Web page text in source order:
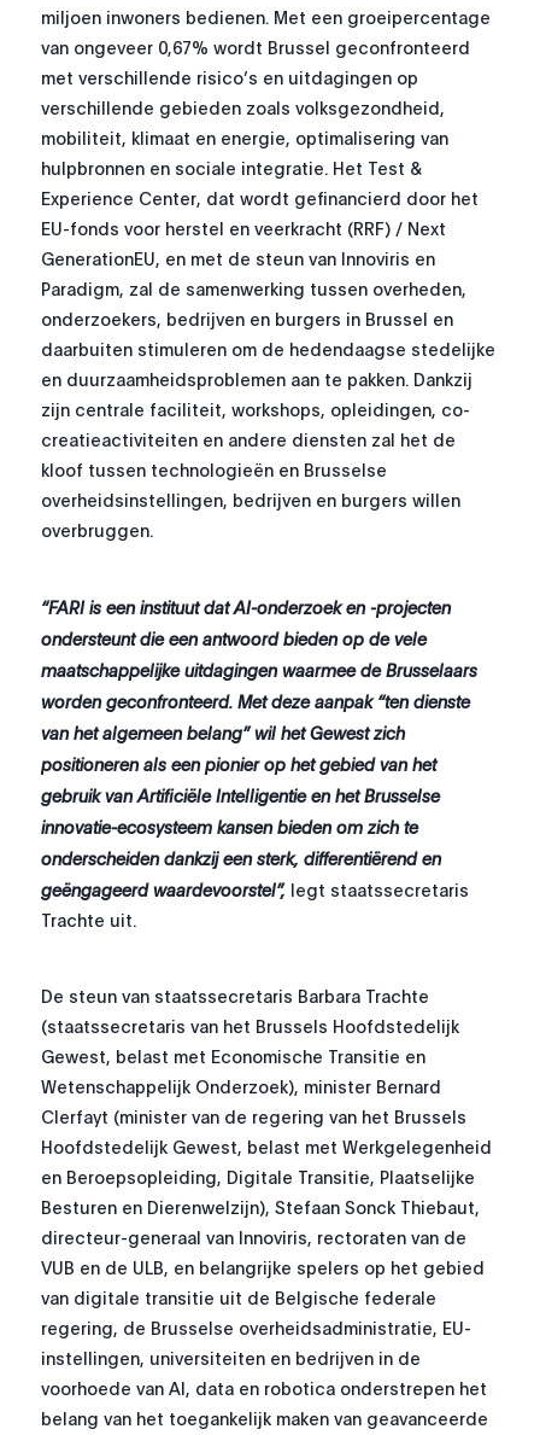
miljoen inwoners bedienen. Met een groeipercentage
van ongeveer 0,67% wordt Brussel geconfronteerd
met verschillende risico’s en uitdagingen op
verschillende gebieden zoals volksgezondheid,
mobiliteit, klimaat en energie, optimalisering van
hulpbronnen en sociale integratie. Het Test &
Experience Center, dat wordt gefinancierd door het
EU-fonds voor herstel en veerkracht (RRF) / Next
GenerationEU, en met de steun van Innoviris en
Paradigm, zal de samenwerking tussen overheden,
onderzoekers, bedrijven en burgers in Brussel en
daarbuiten stimuleren om de hedendaagse stedelijke
en duurzaamheidsproblemen aan te pakken. Dankzij
zijn centrale faciliteit, workshops, opleidingen, co-
creatieactiviteiten en andere diensten zal het de
kloof tussen technologieën en Brusselse
overheidsinstellingen, bedrijven en burgers willen
overbruggen.
“FARI is een instituut dat AI-onderzoek en -projecten
ondersteunt die een antwoord bieden op de vele
maatschappelijke uitdagingen waarmee de Brusselaars
worden geconfronteerd. Met deze aanpak “ten dienste
van het algemeen belang” wil het Gewest zich
positioneren als een pionier op het gebied van het
gebruik van Artificiële Intelligentie en het Brusselse
innovatie-ecosysteem kansen bieden om zich te
onderscheiden dankzij een sterk, differentiërend en
geëngageerd waardevoorstel”, legt staatssecretaris
Trachte uit.
De steun van staatssecretaris Barbara Trachte
(staatssecretaris van het Brussels Hoofdstedelijk
Gewest, belast met Economische Transitie en
Wetenschappelijk Onderzoek), minister Bernard
Clerfayt (minister van de regering van het Brussels
Hoofdstedelijk Gewest, belast met Werkgelegenheid
en Beroepsopleiding, Digitale Transitie, Plaatselijke
Besturen en Dierenwelzijn), Stefaan Sonck Thiebaut,
directeur-generaal van Innoviris, rectoraten van de
VUB en de ULB, en belangrijke spelers op het gebied
van digitale transitie uit de Belgische federale
regering, de Brusselse overheidsadministratie, EU-
instellingen, universiteiten en bedrijven in de
voorhoede van AI, data en robotica onderstrepen het
belang van het toegankelijk maken van geavanceerde